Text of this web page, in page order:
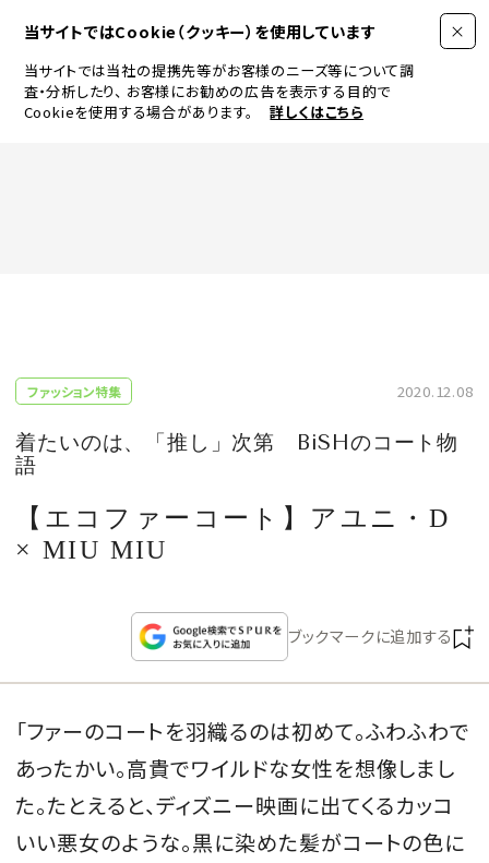
当サイトではCookie（クッキー）を使用しています
当サイトでは当社の提携先等がお客様のニーズ等について調
査・分析したり、 お客様にお勧めの広告を表示する目的で
Cookieを使用する場合があります。
詳しくはこちら
JEWELRY & WATCH
LIFESTYLE
CULTURE
CELEBRITY
COLLECTION
FORTUNE
SDGs
ファッション特集 2020.12.08
着たいのは、「推し」次第 BiSHのコート物
語
【エコファーコート】アユニ・D
× MIU MIU
ブックマークに追加する
「ファーのコートを羽織るのは初めて。ふわふわで
あったかい。高貴でワイルドな女性を想像しまし
た。たとえると、ディズニー映画に出てくるカッコ
いい悪女のような。黒に染めた髪がコートの色に